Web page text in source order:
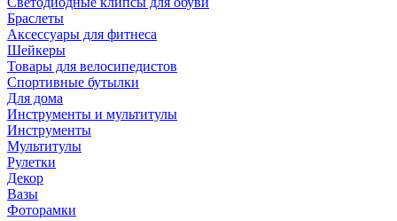
Браслеты
Аксессуары для фитнеса
Шейкеры
Товары для велосипедистов
Спортивные бутылки
Для дома
Инструменты и мультитулы
Инструменты
Мультитулы
Рулетки
Декор
Вазы
Фоторамки